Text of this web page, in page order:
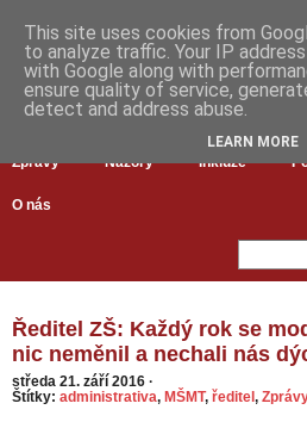
Zprávy Názory Inkluze
O nás
Ředitel ZŠ: Každý rok se
nic neměnil a nechali nás
středa 21. září 2016 ·
Štítky: administrativa, MŠMT, ředitel,
This site uses cookies from
to analyze traffic. Your IP
with Google along with
ensure quality of service,
detect and address abuse.
LEARN MORE